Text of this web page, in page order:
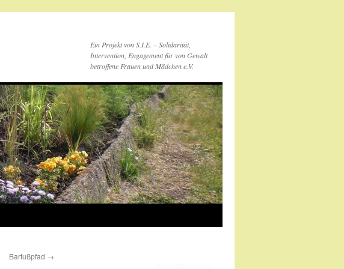
Ein Projekt von S.I.E. – Solidarität,
Intervention, Engagement für von Gewalt
betroffene Frauen und Mädchen e.V.
Barfußpfad →